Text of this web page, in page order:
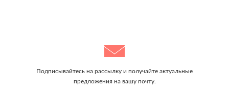
Подписывайтесь на рассылку и получайте актуальные
предложения на вашу почту.